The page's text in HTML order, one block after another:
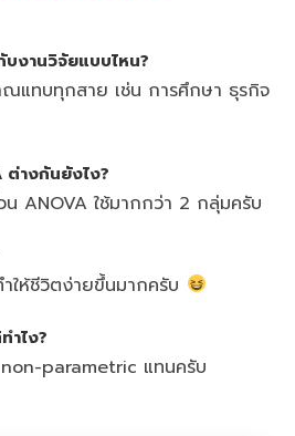
บงานวิจัยแบบไหน?
ณแทบทุกสาย เช่น การศึกษา ธุรกิจ
างกันยังไง?
ANOVA ใช้มากกว่า 2 กลุ่มครับ
ำให้ชีวิตง่ายขึ้นมากครับ
ำไง?
parametric แทนครับ